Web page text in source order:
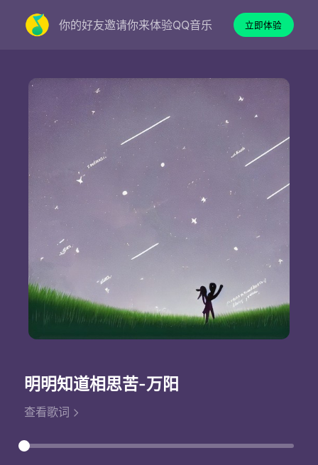
你的好友邀请你来体验QQ音乐 立即体验
明明知道相思苦-万阳
查看歌词